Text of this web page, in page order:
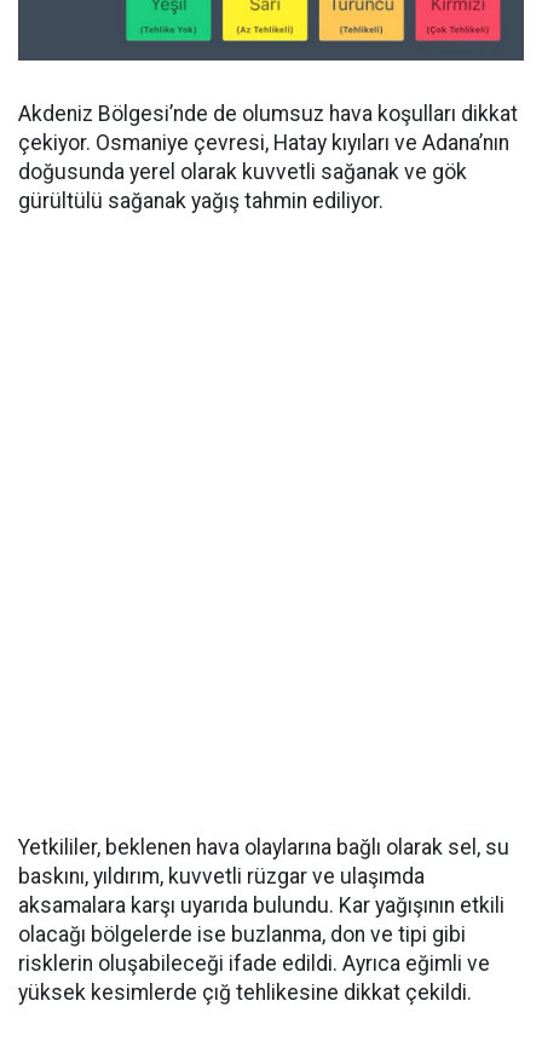
Akdeniz Bölgesi’nde de olumsuz hava koşulları dikkat
çekiyor. Osmaniye çevresi, Hatay kıyıları ve Adana’nın
doğusunda yerel olarak kuvvetli sağanak ve gök
gürültülü sağanak yağış tahmin ediliyor.
Yetkililer, beklenen hava olaylarına bağlı olarak sel, su
baskını, yıldırım, kuvvetli rüzgar ve ulaşımda
aksamalara karşı uyarıda bulundu. Kar yağışının etkili
olacağı bölgelerde ise buzlanma, don ve tipi gibi
risklerin oluşabileceği ifade edildi. Ayrıca eğimli ve
yüksek kesimlerde çığ tehlikesine dikkat çekildi.